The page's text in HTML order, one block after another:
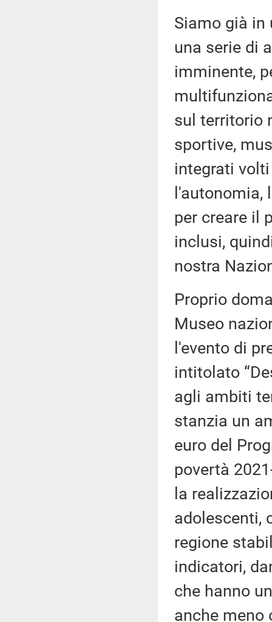
Siamo già in
una serie di
imminente,
sul territorio
sportive,
integrati volti
per creare il
inclusi,
nostra
Proprio
Museo
l'evento di
intitolato
agli ambiti
stanzia un
euro del
povertà
la
adolescenti,
regione
indicatori,
che hanno
anche meno